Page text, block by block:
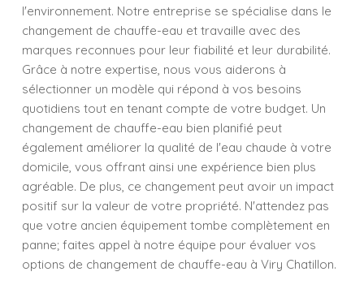
l'environnement. Notre entreprise se spécialise dans le
changement de chauffe-eau et travaille avec des
marques reconnues pour leur fiabilité et leur durabilité.
Grâce à notre expertise, nous vous aiderons à
sélectionner un modèle qui répond à vos besoins
quotidiens tout en tenant compte de votre budget. Un
changement de chauffe-eau bien planifié peut
également améliorer la qualité de l'eau chaude à votre
domicile, vous offrant ainsi une expérience bien plus
agréable. De plus, ce changement peut avoir un impact
positif sur la valeur de votre propriété. N'attendez pas
que votre ancien équipement tombe complètement en
panne; faites appel à notre équipe pour évaluer vos
options de changement de chauffe-eau à Viry Chatillon.